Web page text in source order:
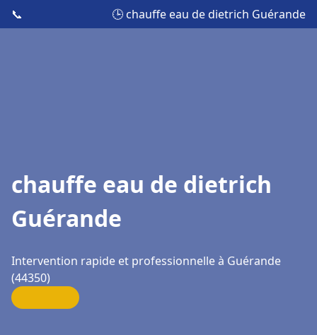
📞 🕒 chauffe eau de dietrich Guérande
chauffe eau de dietrich
Guérande
Intervention rapide et professionnelle à Guérande
(44350)